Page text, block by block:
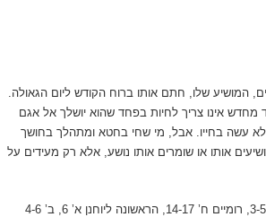
המושיע שלו, חתם אותו ברוח הקודש ליום הגאולה.
מחדש אינו צריך לחיות בפחד שהוא יושלך אל אגם
עשה בחייו. אבל, מי שחי בחטא ומתהלך בחושך
אותו או שומרים אותו נושע, אלא רק מעידים על